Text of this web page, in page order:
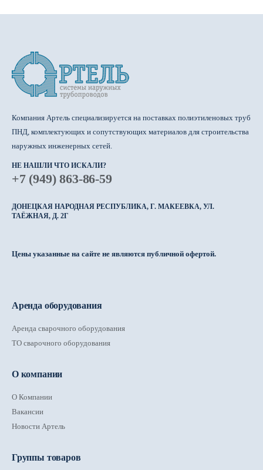
Компания Артель специализируется на поставках полиэтиленовых труб
ПНД, комплектующих и сопутствующих материалов для строительства
наружных инженерных сетей.
НЕ НАШЛИ ЧТО ИСКАЛИ?
+7 (949) 863-86-59
ДОНЕЦКАЯ НАРОДНАЯ РЕСПУБЛИКА, Г. МАКЕЕВКА, УЛ.
ТАЁЖНАЯ, Д. 2Г
Цены указанные на сайте не являются публичной офертой.
Аренда оборудования
Аренда сварочного оборудования
ТО сварочного оборудования
О компании
О Компании
Вакансии
Новости Артель
Группы товаров